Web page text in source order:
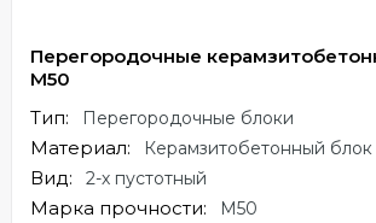
Перегородочные
М50
Тип:
Перегородочные блоки
Материал: Керамзитобетонный блок
Вид: 2-х пустотный
Марка прочности: М50